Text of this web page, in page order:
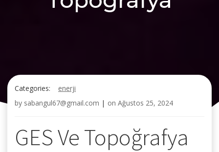
Categories:
enerji
by sabangul67@gmail.com | on Ağustos 25, 2024
GES Ve Topoğrafya